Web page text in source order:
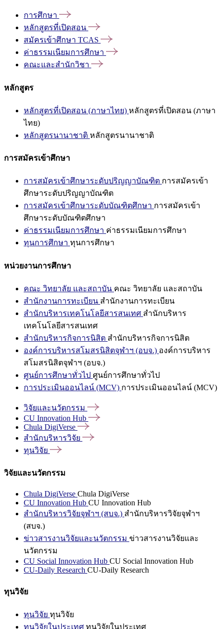
การศึกษา
หลักสูตรที่เปิดสอน
สมัครเข้าศึกษา TCAS
ค่าธรรมเนียมการศึกษา
คณะและสำนักวิชา
หลักสูตร
หลักสูตรที่เปิดสอน (ภาษาไทย) หลักสูตรที่เปิดสอน (ภาษา
ไทย)
หลักสูตรนานาชาติ หลักสูตรนานาชาติ
การสมัครเข้าศึกษา
การสมัครเข้าศึกษาระดับปริญญาบัณฑิต การสมัครเข้า
ศึกษาระดับปริญญาบัณฑิต
การสมัครเข้าศึกษาระดับบัณฑิตศึกษา การสมัครเข้า
ศึกษาระดับบัณฑิตศึกษา
ค่าธรรมเนียมการศึกษา ค่าธรรมเนียมการศึกษา
ทุนการศึกษา ทุนการศึกษา
หน่วยงานการศึกษา
คณะ วิทยาลัย และสถาบัน คณะ วิทยาลัย และสถาบัน
สำนักงานการทะเบียน สำนักงานการทะเบียน
สำนักบริหารเทคโนโลยีสารสนเทศ สำนักบริหาร
เทคโนโลยีสารสนเทศ
สำนักบริหารกิจการนิสิต สำนักบริหารกิจการนิสิต
องค์การบริหารสโมสรนิสิตจุฬาฯ (อบจ.) องค์การบริหาร
สโมสรนิสิตจุฬาฯ (อบจ.)
ศูนย์การศึกษาทั่วไป ศูนย์การศึกษาทั่วไป
การประเมินออนไลน์ (MCV) การประเมินออนไลน์ (MCV)
วิจัยและนวัตกรรม
CU Innovation Hub
Chula DigiVerse
สำนักบริหารวิจัย
ทุนวิจัย
วิจัยและนวัตกรรม
Chula DigiVerse Chula DigiVerse
CU Innovation Hub CU Innovation Hub
สำนักบริหารวิจัยจุฬาฯ (สบจ.) สำนักบริหารวิจัยจุฬาฯ
(สบจ.)
ข่าวสารงานวิจัยและนวัตกรรม ข่าวสารงานวิจัยและ
นวัตกรรม
CU Social Innovation Hub CU Social Innovation Hub
CU-Daily Research CU-Daily Research
ทุนวิจัย
ทุนวิจัย ทุนวิจัย
ทุนวิจัยในประเทศ ทุนวิจัยในประเทศ